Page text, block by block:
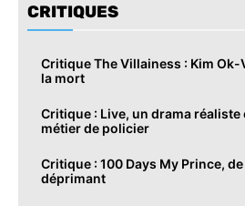
CRITIQUES
Critique The Villainess : Kim Ok-
la mort
Critique : Live, un drama
métier de policier
Critique : 100 Days My Prince,
déprimant